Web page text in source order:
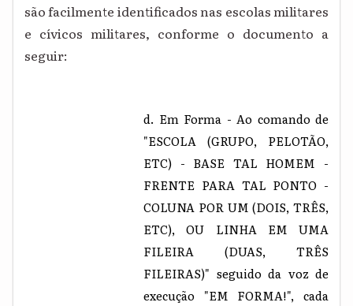
são facilmente identificados nas escolas militares
e cívicos militares, conforme o documento a
seguir:
d. Em Forma - Ao comando de
"ESCOLA (GRUPO, PELOTÃO,
ETC) - BASE TAL HOMEM -
FRENTE PARA TAL PONTO -
COLUNA POR UM (DOIS, TRÊS,
ETC), OU LINHA EM UMA
FILEIRA (DUAS, TRÊS
FILEIRAS)" seguido da voz de
execução "EM FORMA!", cada